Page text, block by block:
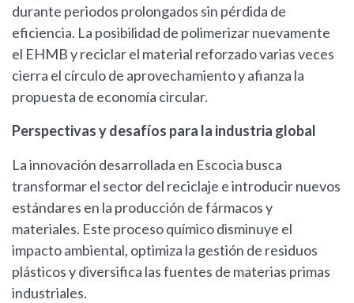
durante periodos prolongados sin pérdida de
eficiencia. La posibilidad de polimerizar nuevamente
el EHMB y reciclar el material reforzado varias veces
cierra el círculo de aprovechamiento y afianza la
propuesta de economía circular.
Perspectivas y desafíos para la industria global
La innovación desarrollada en Escocia busca
transformar el sector del reciclaje e introducir nuevos
estándares en la producción de fármacos y
materiales. Este proceso químico disminuye el
impacto ambiental, optimiza la gestión de residuos
plásticos y diversifica las fuentes de materias primas
industriales.